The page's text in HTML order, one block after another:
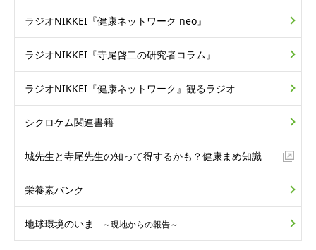
ラジオNIKKEI 『健康ネットワーク neo』
ラジオNIKKEI 『寺尾啓二の研究者コラム』
ラジオNIKKEI 『健康ネットワーク』 観るラジオ
シクロケム関連書籍
城先生と寺尾先生の知って得するかも？健康まめ知識
栄養素バンク
地球環境のいま ～現地からの報告～